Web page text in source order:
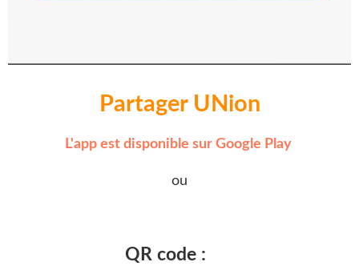
Partager UNion
L'app est disponible sur Google Play
ou
QR code :